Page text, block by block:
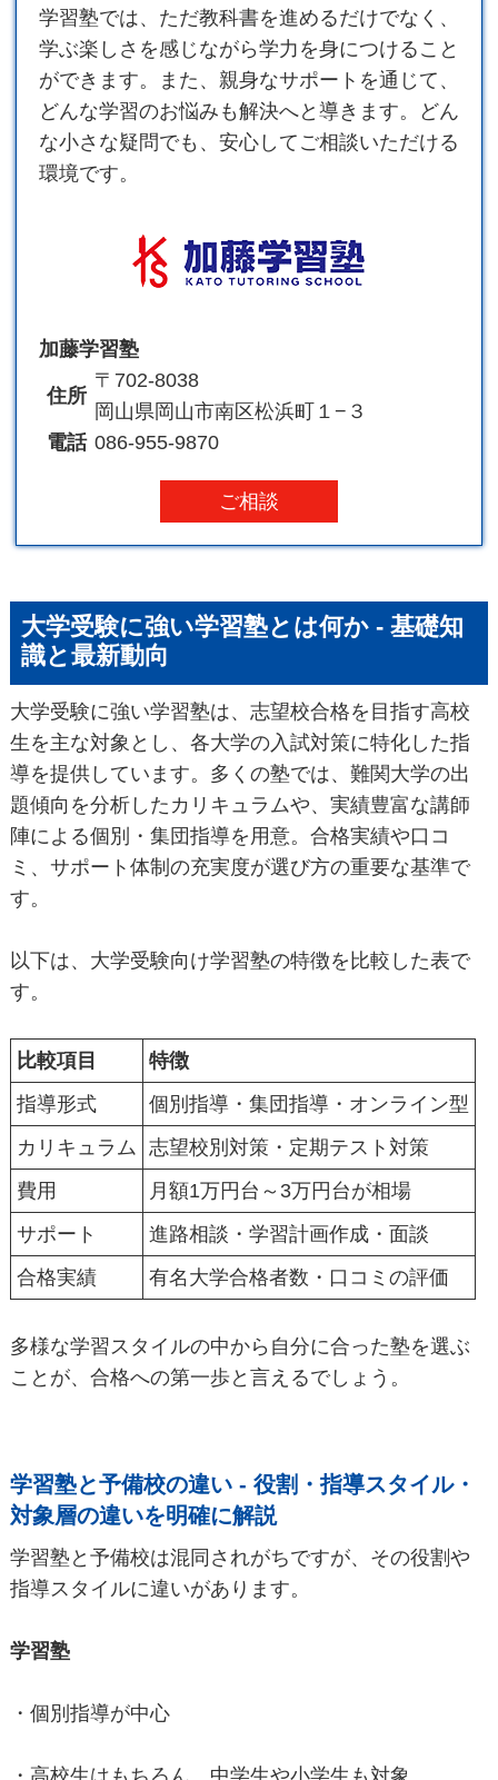
学習塾では、ただ教科書を進めるだけでなく、
学ぶ楽しさを感じながら学力を身につけること
ができます。また、親身なサポートを通じて、
どんな学習のお悩みも解決へと導きます。どん
な小さな疑問でも、安心してご相談いただける
環境です。
加藤学習塾
住所
〒702-8038
岡山県岡山市南区松浜町１−３
電話 086-955-9870
ご相談
大学受験に強い学習塾とは何か - 基礎知
識と最新動向
大学受験に強い学習塾は、志望校合格を目指す高校
生を主な対象とし、各大学の入試対策に特化した指
導を提供しています。多くの塾では、難関大学の出
題傾向を分析したカリキュラムや、実績豊富な講師
陣による個別・集団指導を用意。合格実績や口コ
ミ、サポート体制の充実度が選び方の重要な基準で
す。
以下は、大学受験向け学習塾の特徴を比較した表で
す。
比較項目
特徴
指導形式
個別指導・集団指導・オンライン型
カリキュラム 志望校別対策・定期テスト対策
費用
月額1万円台～3万円台が相場
サポート
進路相談・学習計画作成・面談
合格実績
有名大学合格者数・口コミの評価
多様な学習スタイルの中から自分に合った塾を選ぶ
ことが、合格への第一歩と言えるでしょう。
学習塾と予備校の違い - 役割・指導スタイル・
対象層の違いを明確に解説
学習塾と予備校は混同されがちですが、その役割や
指導スタイルに違いがあります。
学習塾
・個別指導が中心